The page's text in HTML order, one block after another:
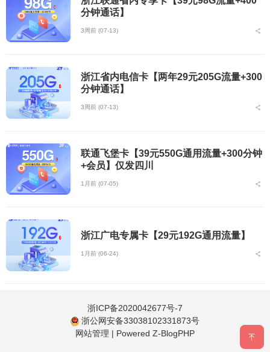
分钟通话】
3周前 (07-13)
浙江省内电信卡【两年29元205G流量+300
分钟通话】
3周前 (07-13)
联通飞堡卡【39元550G通用流量+300分钟
+会员】仅发四川
1月前 (07-05)
浙江广电专属卡【29元192G通用流量】
1月前 (06-24)
浙ICP备2020042677号-7
浙公网安备33038102331873号
网站管理 | Powered Z-BlogPHP